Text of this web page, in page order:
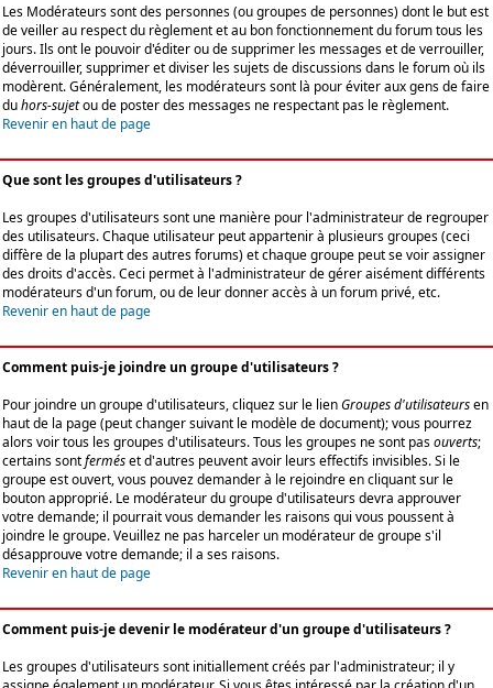
Les Modérateurs sont des personnes (ou groupes de personnes) dont le but est
de veiller au respect du règlement et au bon fonctionnement du forum tous les
jours. Ils ont le pouvoir d'éditer ou de supprimer les messages et de verrouiller,
déverrouiller, supprimer et diviser les sujets de discussions dans le forum où ils
modèrent. Généralement, les modérateurs sont là pour éviter aux gens de faire
duhors-sujetou de poster des messages ne respectant pas le règlement.
Revenir en haut de page
Que sont les groupes d'utilisateurs ?
Les groupes d'utilisateurs sont une manière pour l'administrateur de regrouper
des utilisateurs. Chaque utilisateur peut appartenir à plusieurs groupes (ceci
diffère de la plupart des autres forums) et chaque groupe peut se voir assigner
des droits d'accès. Ceci permet à l'administrateur de gérer aisément différents
modérateurs d'un forum, ou de leur donner accès à un forum privé, etc.
Revenir en haut de page
Comment puis-je joindre un groupe d'utilisateurs ?
Pour joindre un groupe d'utilisateurs, cliquez sur le lienGroupes d'utilisateursen
haut de la page (peut changer suivant le modèle de document); vous pourrez
alors voir tous les groupes d'utilisateurs. Tous les groupes ne sont pasouverts;
certains sontferméset d'autres peuvent avoir leurs effectifs invisibles. Si le
groupe est ouvert, vous pouvez demander à le rejoindre en cliquant sur le
bouton approprié. Le modérateur du groupe d'utilisateurs devra approuver
votre demande; il pourrait vous demander les raisons qui vous poussent à
joindre le groupe. Veuillez ne pas harceler un modérateur de groupe s'il
désapprouve votre demande; il a ses raisons.
Revenir en haut de page
Comment puis-je devenir le modérateur d'un groupe d'utilisateurs ?
Les groupes d'utilisateurs sont initiallement créés par l'administrateur; il y